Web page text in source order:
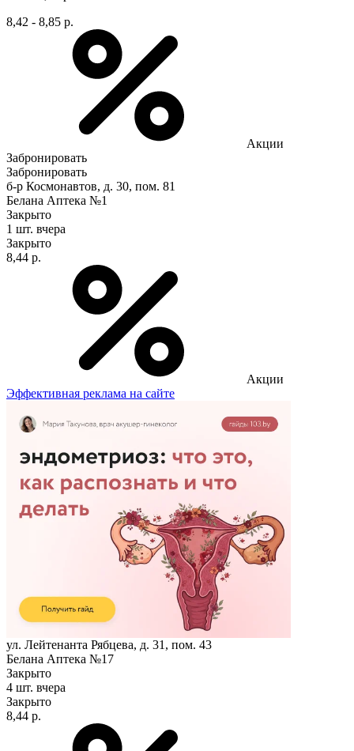
8,42 - 8,85 р.
Акции
Забронировать
Забронировать
б-р Космонавтов, д. 30, пом. 81
Белана Аптека №1
Закрыто
1 шт. вчера
Закрыто
8,44 р.
Акции
Эффективная реклама на сайте
ул. Лейтенанта Рябцева, д. 31, пом. 43
Белана Аптека №17
Закрыто
4 шт. вчера
Закрыто
8,44 р.